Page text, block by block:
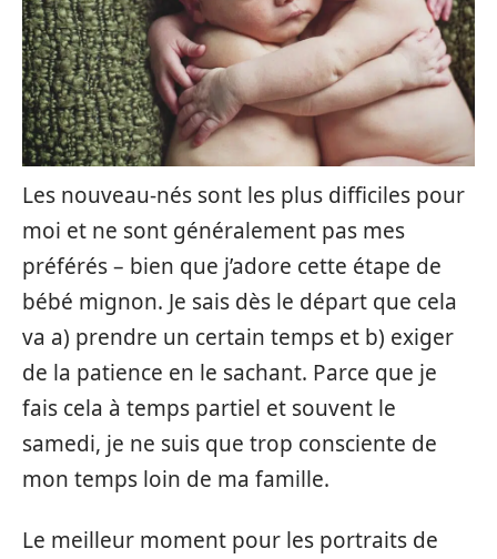
Les nouveau-nés sont les plus difficiles pour
moi et ne sont généralement pas mes
préférés – bien que j’adore cette étape de
bébé mignon. Je sais dès le départ que cela
va a) prendre un certain temps et b) exiger
de la patience en le sachant. Parce que je
fais cela à temps partiel et souvent le
samedi, je ne suis que trop consciente de
mon temps loin de ma famille.
Le meilleur moment pour les portraits de